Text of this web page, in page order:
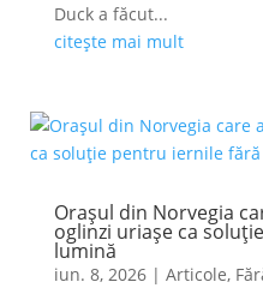
Duck a făcut...
citește mai mult
Orașul din Norvegia
oglinzi uriașe ca
lumină
iun. 8, 2026| Articole,